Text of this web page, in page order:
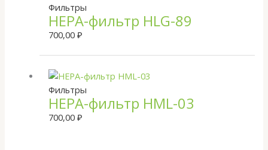
Фильтры
HEPA-фильтр HLG-89
700,00 ₽
Фильтры
HEPA-фильтр HML-03
700,00 ₽